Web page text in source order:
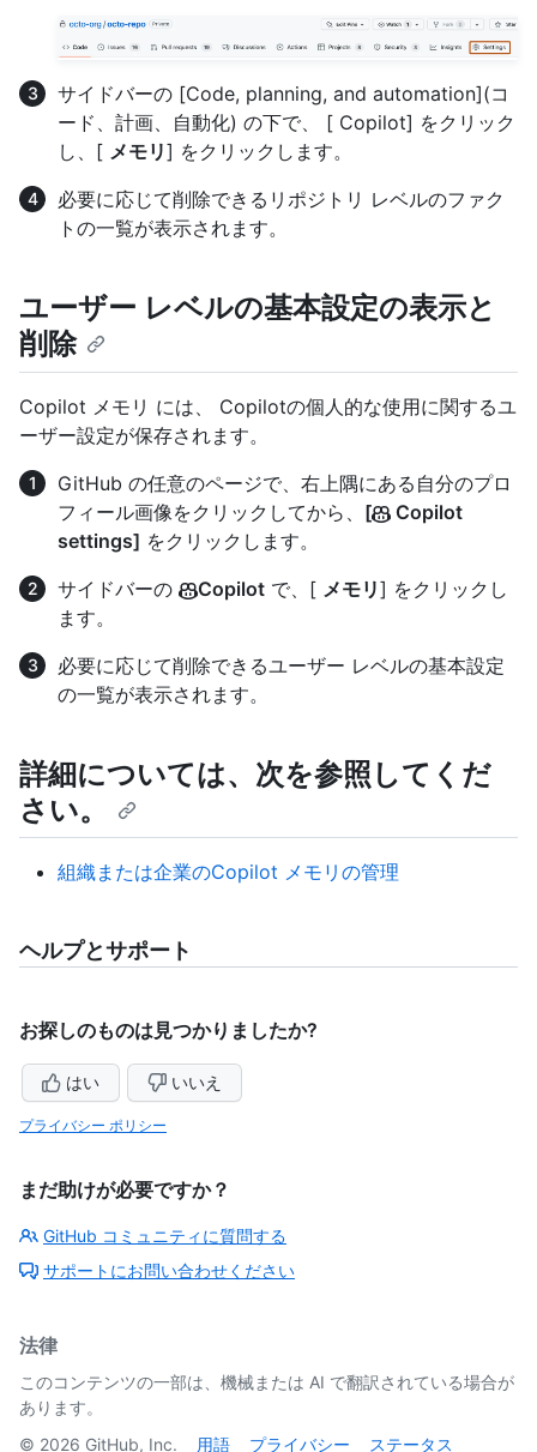
サイドバーの [Code, planning, and automation](コ
ード、計画、自動化) の下で、 [ Copilot] をクリック
し、[ メモリ] をクリックします。
必要に応じて削除できるリポジトリ レベルのファク
トの一覧が表示されます。
ユーザー レベルの基本設定の表示と
削除
Copilot メモリ には、 Copilotの個人的な使用に関するユ
ーザー設定が保存されます。
GitHub の任意のページで、右上隅にある自分のプロ
フィール画像をクリックしてから、 [
Copilot
settings] をクリックします。
サイドバーの
Copilot で、[ メモリ] をクリックし
ます。
必要に応じて削除できるユーザー レベルの基本設定
の一覧が表示されます。
詳細については、次を参照してくだ
さい。
組織または企業のCopilot メモリの管理
ヘルプとサポート
お探しのものは見つかりましたか?
はい いいえ
プライバシー ポリシー
まだ助けが必要ですか？
GitHub コミュニティに質問する
サポートにお問い合わせください
法律
このコンテンツの一部は、機械または AI で翻訳されている場合が
あります。
© 2026 GitHub, Inc. 用語 プライバシー ステータス